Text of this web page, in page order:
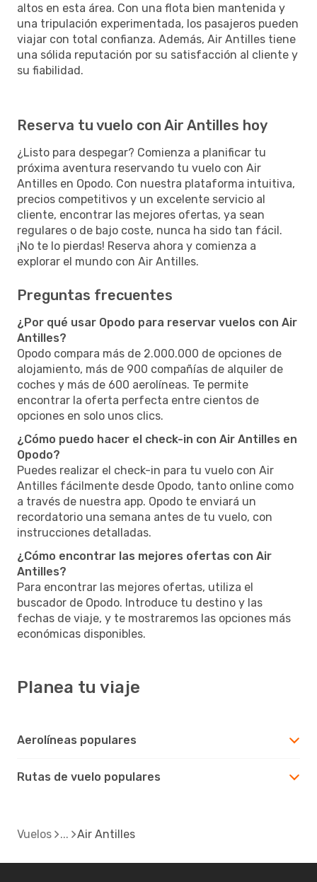
altos en esta área. Con una flota bien mantenida y
una tripulación experimentada, los pasajeros pueden
viajar con total confianza. Además, Air Antilles tiene
una sólida reputación por su satisfacción al cliente y
su fiabilidad.
Reserva tu vuelo con Air Antilles hoy
¿Listo para despegar? Comienza a planificar tu
próxima aventura reservando tu vuelo con Air
Antilles en Opodo. Con nuestra plataforma intuitiva,
precios competitivos y un excelente servicio al
cliente, encontrar las mejores ofertas, ya sean
regulares o de bajo coste, nunca ha sido tan fácil.
¡No te lo pierdas! Reserva ahora y comienza a
explorar el mundo con Air Antilles.
Preguntas frecuentes
¿Por qué usar Opodo para reservar vuelos con Air
Antilles?
Opodo compara más de 2.000.000 de opciones de
alojamiento, más de 900 compañías de alquiler de
coches y más de 600 aerolíneas. Te permite
encontrar la oferta perfecta entre cientos de
opciones en solo unos clics.
¿Cómo puedo hacer el check-in con Air Antilles en
Opodo?
Puedes realizar el check-in para tu vuelo con Air
Antilles fácilmente desde Opodo, tanto online como
a través de nuestra app. Opodo te enviará un
recordatorio una semana antes de tu vuelo, con
instrucciones detalladas.
¿Cómo encontrar las mejores ofertas con Air
Antilles?
Para encontrar las mejores ofertas, utiliza el
buscador de Opodo. Introduce tu destino y las
fechas de viaje, y te mostraremos las opciones más
económicas disponibles.
Planea tu viaje
Aerolíneas populares
Rutas de vuelo populares
Vuelos Air Antilles